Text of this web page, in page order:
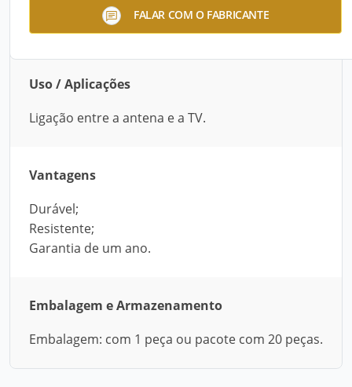
FALAR COM O FABRICANTE
possui garantia de um ano. Está disponível por
unidade ou pacote com 20 unidades.
Uso / Aplicações
Ligação entre a antena e a TV.
Vantagens
Durável;
Resistente;
Garantia de um ano.
Embalagem e Armazenamento
Embalagem: com 1 peça ou pacote com 20 peças.